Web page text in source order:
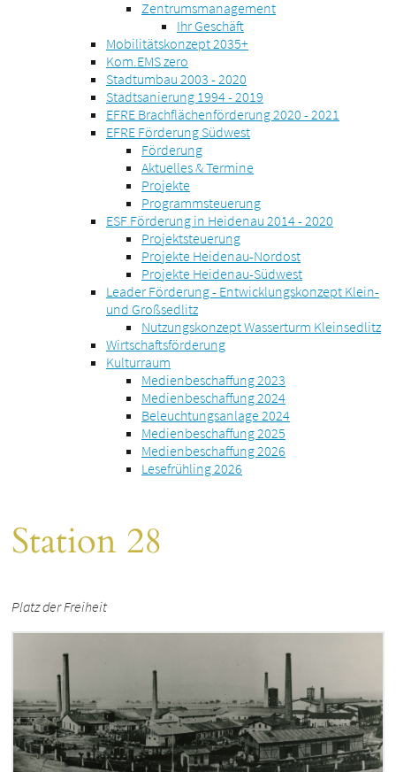
Zentrumsmanagement
Ihr Geschäft
Mobilitätskonzept 2035+
Kom.EMS zero
Stadtumbau 2003 - 2020
Stadtsanierung 1994 - 2019
EFRE Brachflächenförderung 2020 - 2021
EFRE Förderung Südwest
Förderung
Aktuelles & Termine
Projekte
Programmsteuerung
ESF Förderung in Heidenau 2014 - 2020
Projektsteuerung
Projekte Heidenau-Nordost
Projekte Heidenau-Südwest
Leader Förderung - Entwicklungskonzept Klein-
und Großsedlitz
Nutzungskonzept Wasserturm Kleinsedlitz
Wirtschaftsförderung
Kulturraum
Medienbeschaffung 2023
Medienbeschaffung 2024
Beleuchtungsanlage 2024
Medienbeschaffung 2025
Medienbeschaffung 2026
Lesefrühling 2026
Station 28
Platz der Freiheit